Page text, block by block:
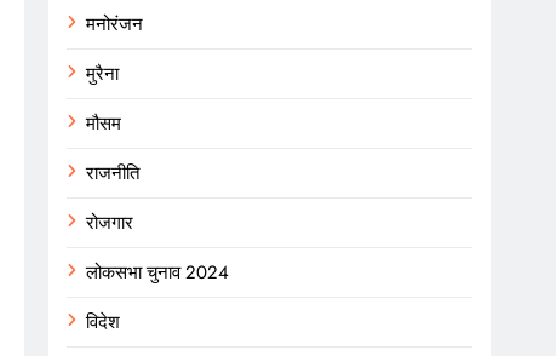
मनोरंजन
मुरैना
मौसम
राजनीति
रोजगार
लोकसभा चुनाव 2024
विदेश